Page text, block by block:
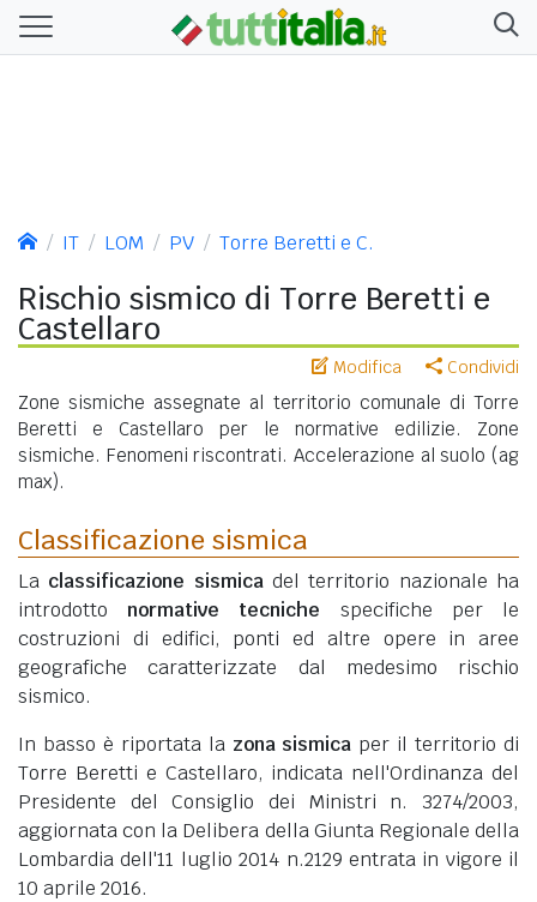
IT LOM PV Torre Beretti e C.
Rischio sismico di Torre Beretti e
Castellaro
Modifica Condividi
Zone sismiche assegnate al territorio comunale di Torre
Beretti e Castellaro per le normative edilizie. Zone
sismiche. Fenomeni riscontrati. Accelerazione al suolo (ag
max).
Classificazione sismica
La classificazione sismicadel territorio nazionale ha
introdotto normative tecniche specifiche per le
costruzioni di edifici, ponti ed altre opere in aree
geografiche caratterizzate dal medesimo rischio
sismico.
In basso è riportata la zona sismica per il territorio di
Torre Beretti e Castellaro, indicata nell'Ordinanza del
Presidente del Consiglio dei Ministri n. 3274/2003,
aggiornata con la Delibera della Giunta Regionale della
Lombardia dell'11 luglio 2014 n.2129 entrata in vigore il
10 aprile 2016.